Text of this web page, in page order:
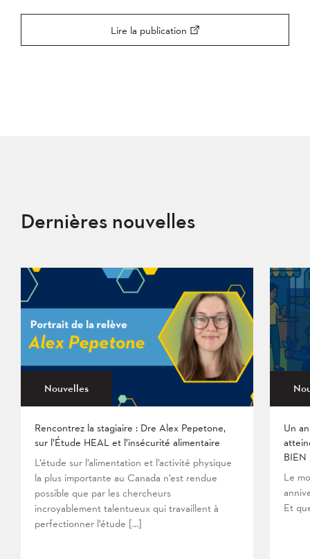
Lire la publication
Dernières nouvelles
Nouvelles
Rencontrez la stagiaire : Dre Alex Pepetone,
sur l’Étude HEAL et l’insécurité alimentaire
L’étude sur l’alimentation et l’activité physique
la plus importante au Canada n’est rendue
possible que par les chercheurs
incroyablement talentueux qui travaillent à
perfectionner l’étude […]
Un
BIEN
Le
Et